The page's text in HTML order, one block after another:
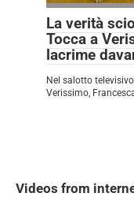
La verità
Tocca a
lacrime
Nel salotto
Verissimo,
Videos from